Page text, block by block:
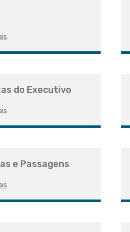
do Executivo
e Passagens